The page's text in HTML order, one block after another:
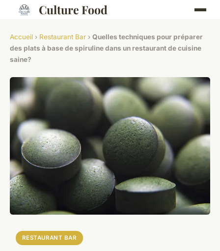
Culture Food
Accueil › Restaurant Bar › Quelles techniques pour préparer
des plats à base de spiruline dans un restaurant de cuisine
saine?
RESTAURANT BAR